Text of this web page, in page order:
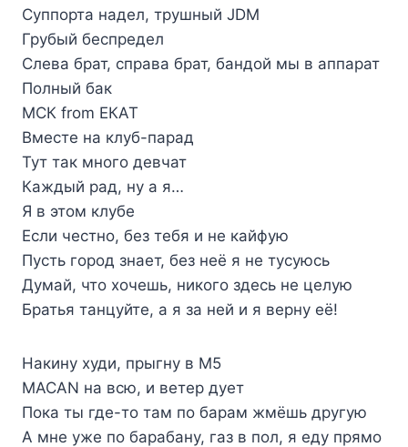
Суппорта надел, трушный JDM
Грубый беспредел
Слева брат, справа брат, бандой мы в аппарат
Полный бак
МСК from ЕКАТ
Вместе на клуб-парад
Тут так много девчат
Каждый рад, ну а я…
Я в этом клубе
Если честно, без тебя и не кайфую
Пусть город знает, без неё я не тусуюсь
Думай, что хочешь, никого здесь не целую
Братья танцуйте, а я за ней и я верну её!
Накину худи, прыгну в M5
MACAN на всю, и ветер дует
Пока ты где-то там по барам жмёшь другую
А мне уже по барабану, газ в пол, я еду прямо